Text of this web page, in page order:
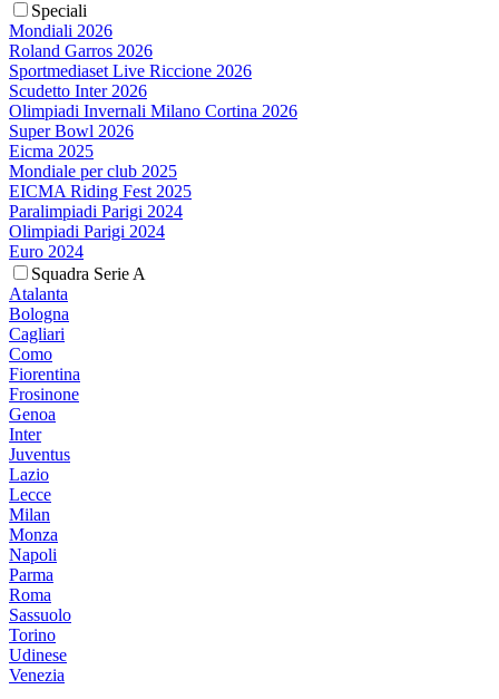
Speciali
Mondiali 2026
Roland Garros 2026
Sportmediaset Live Riccione 2026
Scudetto Inter 2026
Olimpiadi Invernali Milano Cortina 2026
Super Bowl 2026
Eicma 2025
Mondiale per club 2025
EICMA Riding Fest 2025
Paralimpiadi Parigi 2024
Olimpiadi Parigi 2024
Euro 2024
Squadra Serie A
Atalanta
Bologna
Cagliari
Como
Fiorentina
Frosinone
Genoa
Inter
Juventus
Lazio
Lecce
Milan
Monza
Napoli
Parma
Roma
Sassuolo
Torino
Udinese
Venezia